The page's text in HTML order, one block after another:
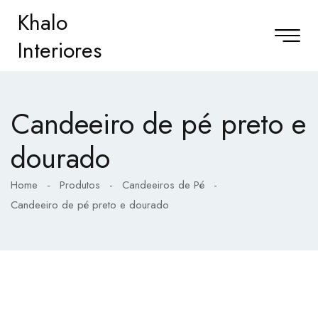
Khalo
Interiores
Candeeiro de pé preto e
dourado
Home - Produtos - Candeeiros de Pé
-
Candeeiro de pé preto e dourado